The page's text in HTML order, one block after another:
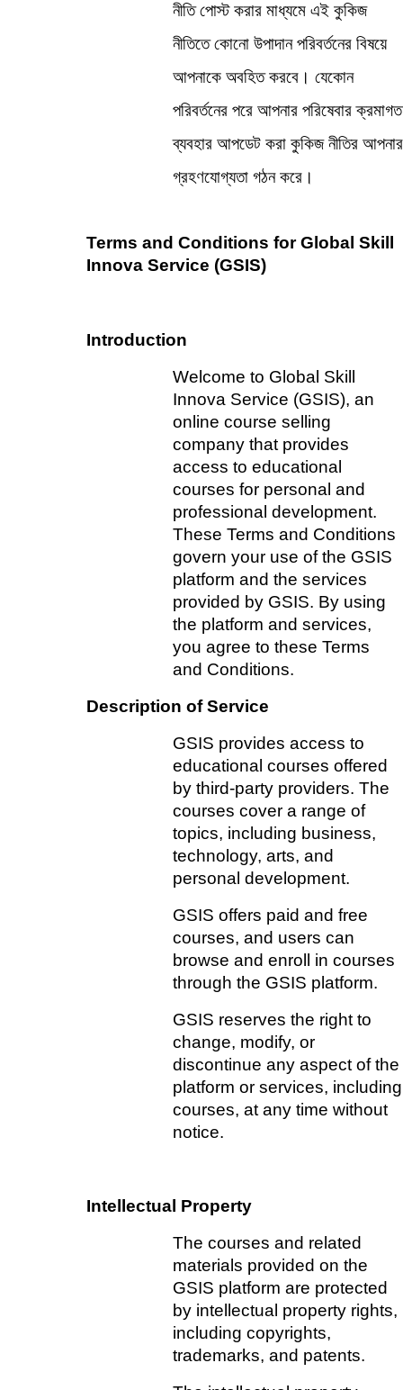
নীতি পোস্ট করার মাধ্যমে এই কুকিজ
নীতিতে কোনো উপাদান পরিবর্তনের বিষয়ে
আপনাকে অবহিত করবে। যেকোন
পরিবর্তনের পরে আপনার পরিষেবার ক্রমাগত
ব্যবহার আপডেট করা কুকিজ নীতির আপনার
গ্রহণযোগ্যতা গঠন করে।
Terms and Conditions for Global Skill
Innova Service (GSIS)
Introduction
Welcome to Global Skill
Innova Service (GSIS), an
online course selling
company that provides
access to educational
courses for personal and
professional development.
These Terms and Conditions
govern your use of the GSIS
platform and the services
provided by GSIS. By using
the platform and services,
you agree to these Terms
and Conditions.
Description of Service
GSIS provides access to
educational courses offered
by third-party providers. The
courses cover a range of
topics, including business,
technology, arts, and
personal development.
GSIS offers paid and free
courses, and users can
browse and enroll in courses
through the GSIS platform.
GSIS reserves the right to
change, modify, or
discontinue any aspect of the
platform or services, including
courses, at any time without
notice.
Intellectual Property
The courses and related
materials provided on the
GSIS platform are protected
by intellectual property rights,
including copyrights,
trademarks, and patents.